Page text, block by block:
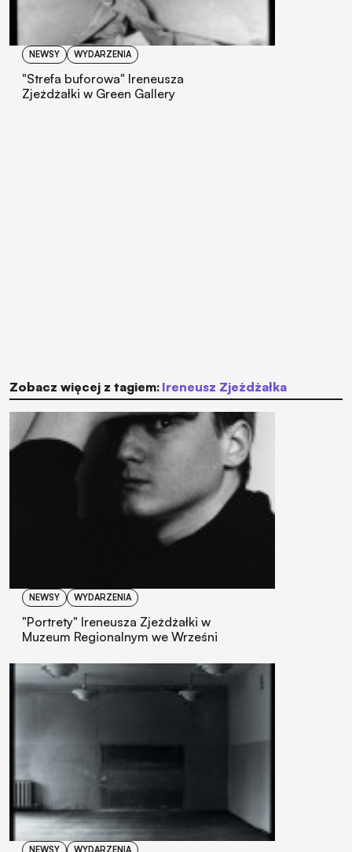
NEWSY WYDARZENIA
"Strefa buforowa" Ireneusza
Zjeżdżałki w Green Gallery
Zobacz więcej z tagiem: Ireneusz Zjeżdżałka
NEWSY WYDARZENIA
"Portrety" Ireneusza Zjeżdżałki w
Muzeum Regionalnym we Wrześni
NEWSY WYDARZENIA